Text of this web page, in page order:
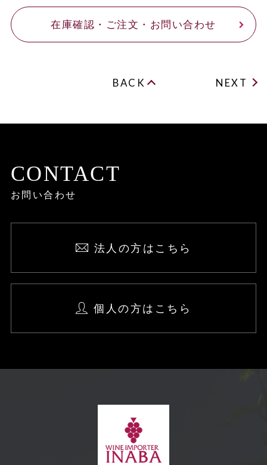
在庫確認・ご注文・お問い合わせ
BACK NEXT
CONTACT
お問い合わせ
法人の方はこちら
個人の方はこちら